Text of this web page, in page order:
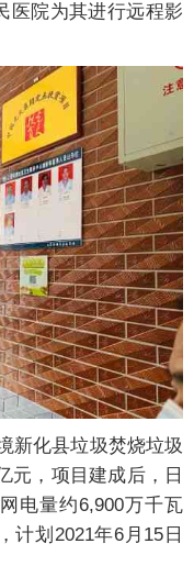
医院为其进行远程影
化县垃圾焚烧垃圾
元，项目建成后，日
电量约6,900万千瓦
计划2021年6月15日